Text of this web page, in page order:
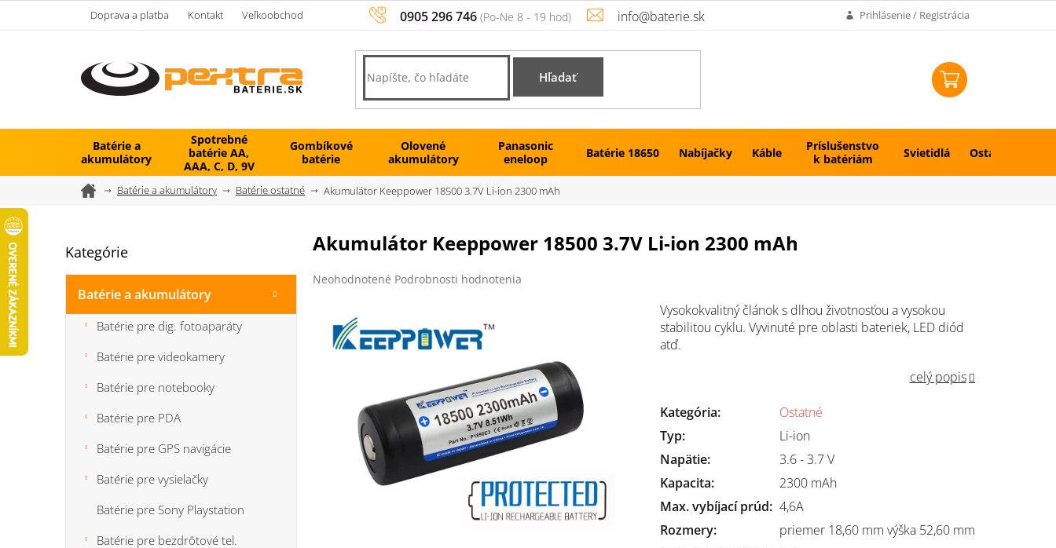
0905 296 746 info@baterie.sk
Doprava a platba Kontakt Veľkoobchod Prihlásenie / Registrácia
Hľadať
Batérie a
akumulátory
Spotrebné
batérie AA,
AAA, C, D, 9V
Gombíkové
batérie
Olovené
akumulátory
Panasonic
eneloop
Batérie 18650 Nabíjačky Káble
Príslušenstvo
k batériám
Svietidlá Ostatné
DomovBatérie a akumulátory Batérie ostatné Akumulátor Keeppower 18500 3.7V Li-ion 2300 mAh
o
č
Preskočiť
Kategórie
Batérie a akumulátory
Batérie pre dig. fotoaparáty
Batérie pre videokamery
Batérie pre notebooky
Batérie pre PDA
Batérie pre GPS navigácie
Batérie pre vysielačky
Batérie pre Sony Playstation
Batérie pre bezdrôtové tel.
Akumulátor Keeppower 18500 3.7V Li-ion 2300 mAh
Priemerné
Neohodnotené Podrobnosti hodnotenia
Vysokokvalitný článok s dlhou životnosťou a vysokou
stabilitou cyklu. Vyvinuté pre oblasti bateriek, LED diód
atď.
celý popis
Kategória:
Ostatné
Typ:
Li-ion
Napätie:
3.6 - 3.7 V
Kapacita:
2300 mAh
Max. vybíjací prúd: 4,6A
Rozmery:
priemer 18,60 mm výška 52,60 mm